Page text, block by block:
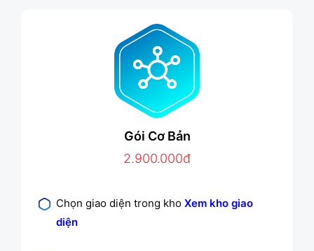
Gói Cơ Bản
2.900.000đ
Chọn giao diện trong kho Xem kho giao
diện